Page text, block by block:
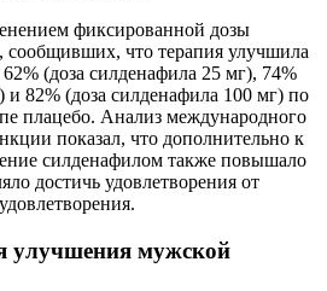
фиксированной дозы
сообщивших, что терапия улучшила
(доза силденафила 25 мг), 74%
и 82% (доза силденафила 100 мг) по
плацебо. Анализ международного
показал, что дополнительно к
силденафилом также повышало
достичь удовлетворения от
улучшения мужской